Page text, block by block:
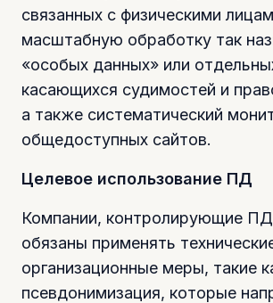
связанных с физическими
масштабную обработку так
«особых данных» или
касающихся судимостей и
а также систематический
общедоступных сайтов.
Целевое использование ПД
Компании, контролирующие
обязаны применять
организационные меры, такие
псевдонимизация, которые